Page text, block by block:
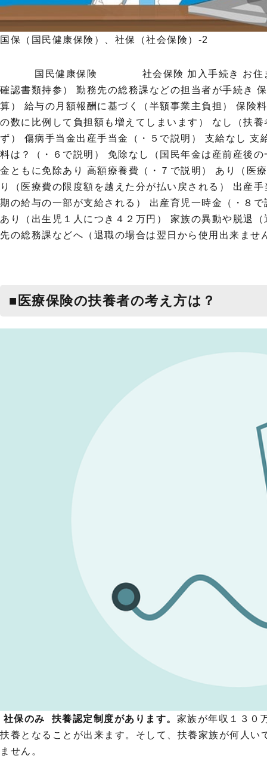
国保（国民健康保険）、社保（社会保険）-2
国民健康保険 社会保険 加入手続き お住まい
確認書類持参） 勤務先の総務課などの担当者が手続き
算） 給与の月額報酬に基づく（半額事業主負担） 保険
の数に比例して負担額も増えてしまいます） なし（扶
ず） 傷病手当金出産手当金（・５で説明） 支給なし 支
料は？（・６で説明） 免除なし（国民年金は産前産後
金ともに免除あり 高額療養費（・７で説明） あり（医
り（医療費の限度額を越えた分が払い戻される） 出産
期の給与の一部が支給される） 出産育児一時金（・８
あり（出生児１人につき４２万円） 家族の異動や脱退
先の総務課などへ（退職の場合は翌日から使用出来ませ
■医療保険の扶養者の考え方は？
社保のみ 扶養認定制度があります。 家族が年収１３０
扶養となることが出来ます。そして、扶養家族が何人
ません。